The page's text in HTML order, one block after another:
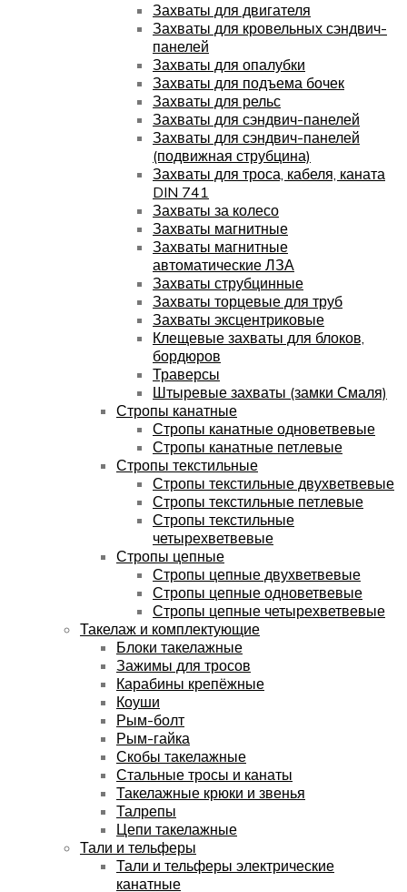
Захваты для двигателя
Захваты для кровельных сэндвич-
панелей
Захваты для опалубки
Захваты для подъема бочек
Захваты для рельс
Захваты для сэндвич-панелей
Захваты для сэндвич-панелей
(подвижная струбцина)
Захваты для троса, кабеля, каната
DIN 741
Захваты за колесо
Захваты магнитные
Захваты магнитные
автоматические ЛЗА
Захваты струбцинные
Захваты торцевые для труб
Захваты эксцентриковые
Клещевые захваты для блоков,
бордюров
Траверсы
Штыревые захваты (замки Смаля)
Стропы канатные
Стропы канатные одноветвевые
Стропы канатные петлевые
Стропы текстильные
Стропы текстильные двухветвевые
Стропы текстильные петлевые
Стропы текстильные
четырехветвевые
Стропы цепные
Стропы цепные двухветвевые
Стропы цепные одноветвевые
Стропы цепные четырехветвевые
Такелаж и комплектующие
Блоки такелажные
Зажимы для тросов
Карабины крепёжные
Коуши
Рым-болт
Рым-гайка
Скобы такелажные
Стальные тросы и канаты
Такелажные крюки и звенья
Талрепы
Цепи такелажные
Тали и тельферы
Тали и тельферы электрические
канатные